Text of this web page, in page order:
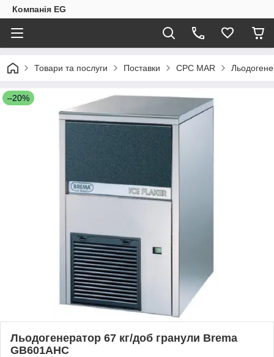
Компанія EG
Товари та послуги Поставки CPC MAR
–20%
Льодогенератор 67 кг/доб гранули Brema
GB601AHC